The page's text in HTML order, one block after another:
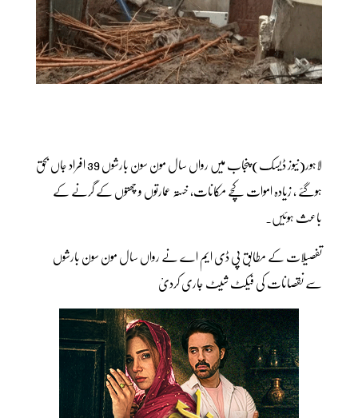
لاہور(نیوز ڈیسک) پنجاب میں رواں سال مون سون بارشوں 39 افراد جاں بحق
ہوگئے ، زیادہ اموات کچے مکانات، خستہ عمارتوں و چھتوں کے گرنے کے
باعث ہوئیں۔
تفصیلات کے مطابق پی ڈی ایم اے نے رواں سال مون سون بارشوں
سے نقصانات کی فیکٹ شیٹ جاری کردیْ